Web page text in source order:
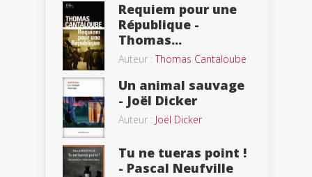
Requiem pour une
République -
Thomas...
Auteur :Thomas Cantaloube
Un animal sauvage
- Joël Dicker
Auteur : Joël Dicker
Tu ne tueras point !
- Pascal Neufville